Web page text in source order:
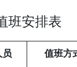
班安排表
员 值班方